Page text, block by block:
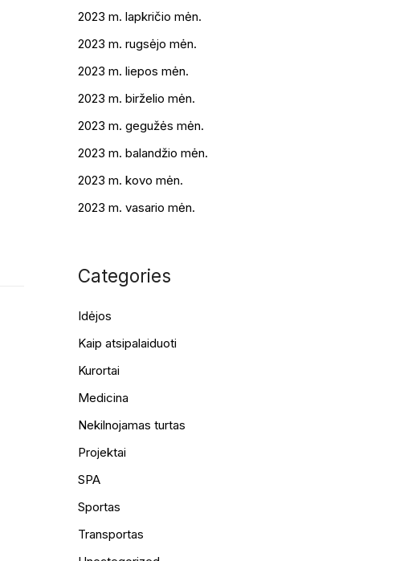
2023 m. lapkričio mėn.
2023 m. rugsėjo mėn.
2023 m. liepos mėn.
2023 m. birželio mėn.
2023 m. gegužės mėn.
2023 m. balandžio mėn.
2023 m. kovo mėn.
2023 m. vasario mėn.
Categories
Idėjos
Kaip atsipalaiduoti
Kurortai
Medicina
Nekilnojamas turtas
Projektai
SPA
Sportas
Transportas